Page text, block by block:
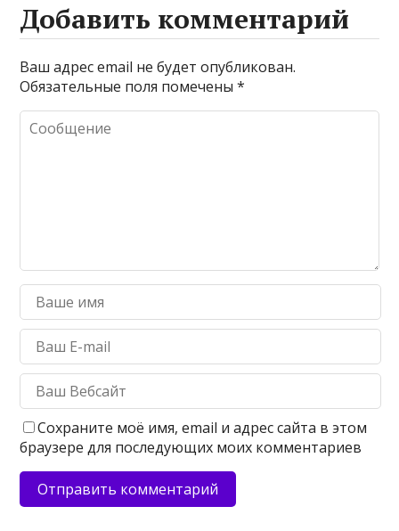
Добавить комментарий
Ваш адрес email не будет опубликован.
Обязательные поля помечены*
Сохраните моё имя, email и адрес сайта в этом
браузере для последующих моих комментариев